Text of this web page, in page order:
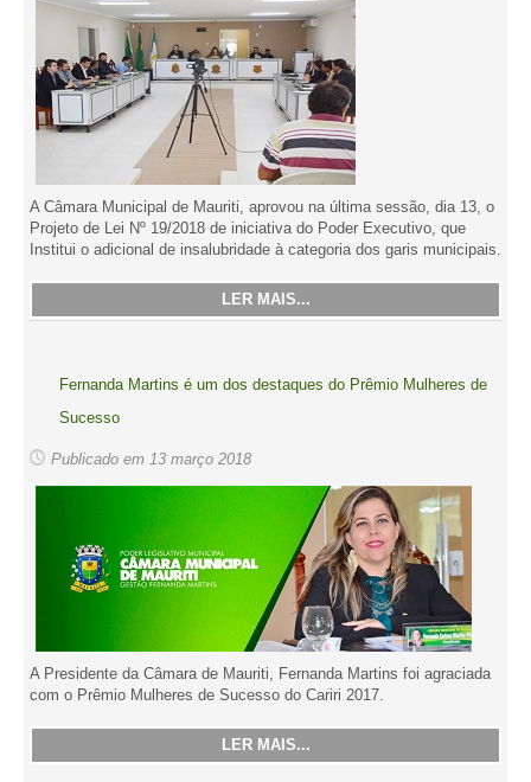
A Câmara Municipal de Mauriti, aprovou na última sessão, dia 13, o
Projeto de Lei Nº 19/2018 de iniciativa do Poder Executivo, que
Institui o adicional de insalubridade à categoria dos garis municipais.
LER MAIS...
Fernanda Martins é um dos destaques do Prêmio Mulheres de
Sucesso
Publicado em 13 março 2018
A Presidente da Câmara de Mauriti, Fernanda Martins foi agraciada
com o Prêmio Mulheres de Sucesso do Cariri 2017.
LER MAIS...